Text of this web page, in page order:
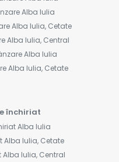
Alba Iulia
Alba Iulia, Cetate
Alba Iulia, Central
Alba Iulia
Alba Iulia, Cetate
închiriat
Alba Iulia
Iulia, Cetate
Iulia, Central